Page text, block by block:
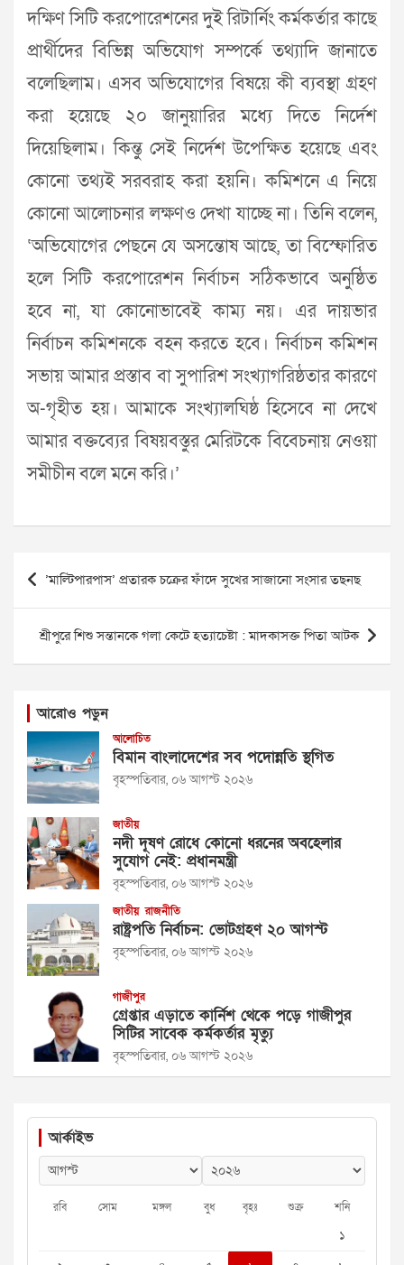
দক্ষিণ সিটি করপোরেশনের দুই রিটার্নিং কর্মকর্তার কাছে
প্রার্থীদের বিভিন্ন অভিযোগ সম্পর্কে তথ্যাদি জানাতে
বলেছিলাম। এসব অভিযোগের বিষয়ে কী ব্যবস্থা গ্রহণ
করা হয়েছে ২০ জানুয়ারির মধ্যে দিতে নির্দেশ
দিয়েছিলাম। কিন্তু সেই নির্দেশ উপেক্ষিত হয়েছে এবং
কোনো তথ্যই সরবরাহ করা হয়নি। কমিশনে এ নিয়ে
কোনো আলোচনার লক্ষণও দেখা যাচ্ছে না। তিনি বলেন,
‘অভিযোগের পেছনে যে অসন্তোষ আছে, তা বিস্ফোরিত
হলে সিটি করপোরেশন নির্বাচন সঠিকভাবে অনুষ্ঠিত
হবে না, যা কোনোভাবেই কাম্য নয়। এর দায়ভার
নির্বাচন কমিশনকে বহন করতে হবে। নির্বাচন কমিশন
সভায় আমার প্রস্তাব বা সুপারিশ সংখ্যাগরিষ্ঠতার কারণে
অ-গৃহীত হয়। আমাকে সংখ্যালঘিষ্ঠ হিসেবে না দেখে
আমার বক্তব্যের বিষয়বস্তুর মেরিটকে বিবেচনায় নেওয়া
সমীচীন বলে মনে করি।’
Post
navigation
’মাল্টিপারপাস’ প্রতারক চক্রের ফাঁদে সুখের সাজানো সংসার তছনছ
শ্রীপুরে শিশু সন্তানকে গলা কেটে হত্যাচেষ্টা : মাদকাসক্ত পিতা আটক
আরোও পড়ুন
আলোচিত
বিমান বাংলাদেশের সব পদোন্নতি স্থগিত
বৃহস্পতিবার, ০৬ আগস্ট ২০২৬
জাতীয়
নদী দূষণ রোধে কোনো ধরনের অবহেলার
সুযোগ নেই: প্রধানমন্ত্রী
বৃহস্পতিবার, ০৬ আগস্ট ২০২৬
জাতীয় রাজনীতি
রাষ্ট্রপতি নির্বাচন: ভোটগ্রহণ ২০ আগস্ট
বৃহস্পতিবার, ০৬ আগস্ট ২০২৬
গাজীপুর
গ্রেপ্তার এড়াতে কার্নিশ থেকে পড়ে গাজীপুর
সিটির সাবেক কর্মকর্তার মৃত্যু
বৃহস্পতিবার, ০৬ আগস্ট ২০২৬
আর্কাইভ
রবি সোম মঙ্গল বুধ বৃহঃ শুক্র শনি
১